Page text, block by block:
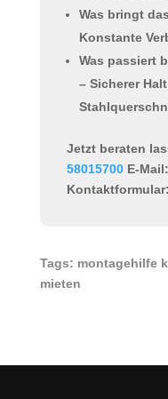
Was bringt
Konstante
Was passiert
– Sicherer
Jetzt beraten
58015700E-Mail:
Kontaktformular:
Tags: montagehilfe
mieten